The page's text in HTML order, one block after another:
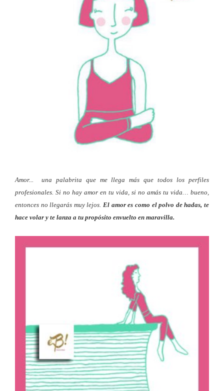
Amor... una palabrita que me llega más que todos los perfiles
profesionales. Si no hay amor en tu vida, si no amás tu vida… bueno,
entonces no llegarás muy lejos. El amor es como el polvo de hadas, te
hace volar y te lanza a tu propósito envuelto en maravilla.